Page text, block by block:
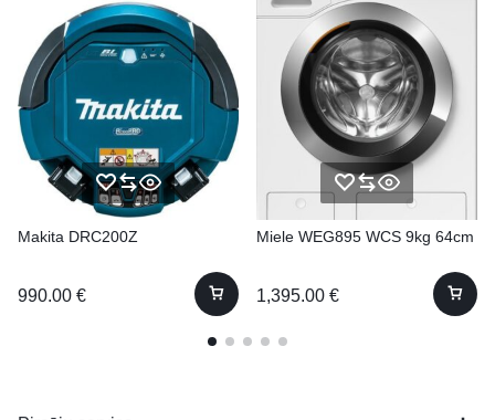
Makita DRC200Z
990.00 €
Miele WEG895 WCS 9kg 64cm
1,395.00 €